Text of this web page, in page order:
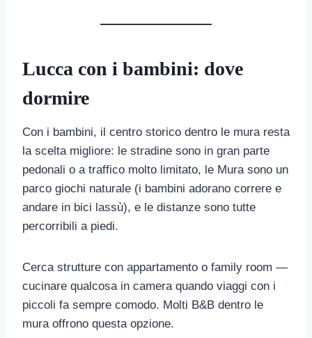
Lucca con i bambini: dove
dormire
Con i bambini, il centro storico dentro le mura resta
la scelta migliore: le stradine sono in gran parte
pedonali o a traffico molto limitato, le Mura sono un
parco giochi naturale (i bambini adorano correre e
andare in bici lassù), e le distanze sono tutte
percorribili a piedi.
Cerca strutture con appartamento o family room —
cucinare qualcosa in camera quando viaggi con i
piccoli fa sempre comodo. Molti B&B dentro le
mura offrono questa opzione.